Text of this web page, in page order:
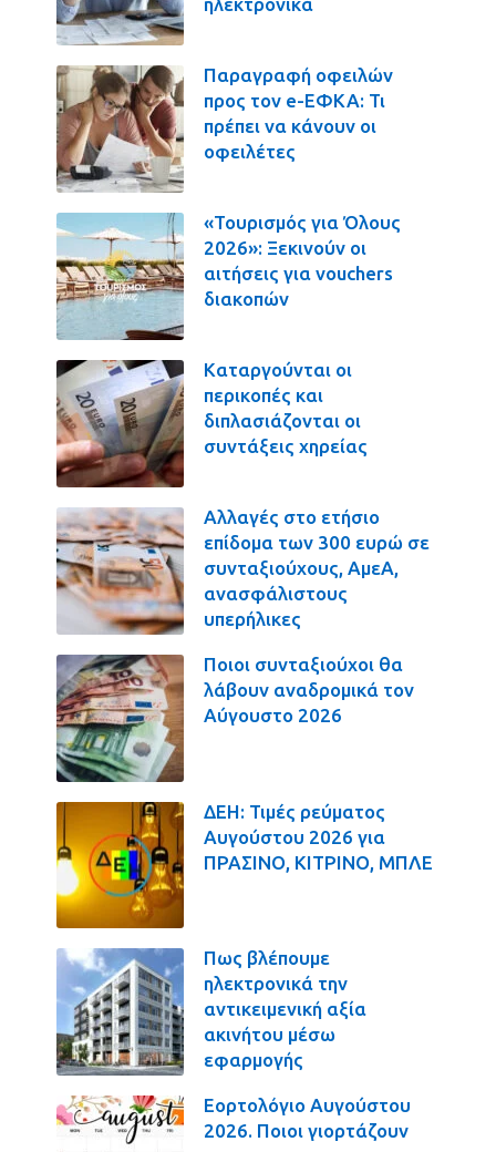
Παραγραφή οφειλών
προς τον e-ΕΦΚΑ: Τι
πρέπει να κάνουν οι
οφειλέτες
«Τουρισμός για Όλους
2026»: Ξεκινούν οι
αιτήσεις για vouchers
διακοπών
Καταργούνται οι
περικοπές και
διπλασιάζονται οι
συντάξεις χηρείας
Αλλαγές στο ετήσιο
επίδομα των 300 ευρώ σε
συνταξιούχους, ΑμεΑ,
ανασφάλιστους
υπερήλικες
Ποιοι συνταξιούχοι θα
λάβουν αναδρομικά τον
Αύγουστο 2026
ΔΕΗ: Τιμές ρεύματος
Αυγούστου 2026 για
ΠΡΑΣΙΝΟ, ΚΙΤΡΙΝΟ, ΜΠΛΕ
Πως βλέπουμε
ηλεκτρονικά την
αντικειμενική αξία
ακινήτου μέσω
εφαρμογής
Εορτολόγιο Αυγούστου
2026. Ποιοι γιορτάζουν